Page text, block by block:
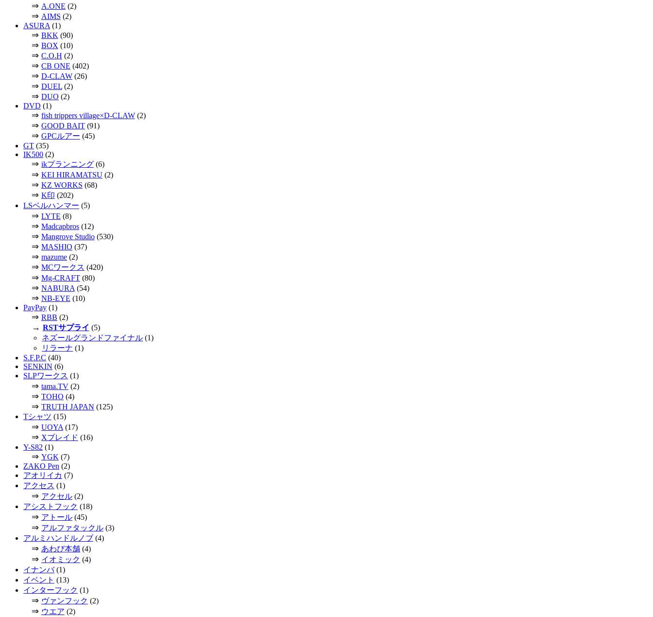
⇒ A.ONE (2)
⇒ AIMS (2)
ASURA (1)
⇒ BKK (90)
⇒ BOX (10)
⇒ C.O.H (2)
⇒ CB ONE (402)
⇒ D-CLAW(26)
⇒ DUEL(2)
⇒ DUO (2)
DVD (1)
⇒ fish trippers village×D-CLAW(2)
⇒ GOOD BAIT(91)
⇒ GPCルアー (45)
GT (35)
IK500 (2)
⇒ ikプランニング(6)
⇒ KEI HIRAMATSU(2)
⇒ KZ WORKS (68)
⇒ K印 (202)
LSベルハンマー (5)
⇒ LYTE (8)
⇒ Madcapbros(12)
⇒ Mangrove Studio(530)
⇒ MASHIO (37)
⇒ mazume(2)
⇒ MCワークス (420)
⇒ Mg-CRAFT(80)
⇒ NABURA (54)
⇒ NB-EYE (10)
PayPay (1)
⇒ RBB (2)
→ RSTサプライ (5)
ネズールグランドファイナル (1)
リラーナ (1)
S.F.P.C (40)
SENKIN (6)
SLPワークス (1)
⇒ tama.TV(2)
⇒ TOHO (4)
⇒ TRUTH JAPAN (125)
Tシャツ (15)
⇒ UOYA (17)
⇒ Xブレイド (16)
Y-S82 (1)
⇒ YGK (7)
ZAKO Pen (2)
アオリイカ (7)
アクセス (1)
⇒ アクセル(2)
アシストフック (18)
⇒ アトール(45)
⇒ アルファタックル(3)
アルミハンドルノブ (4)
⇒ あわび本舗(4)
⇒ イオミック (4)
イナンバ(1)
イベント (13)
インターフック (1)
⇒ ヴァンフック (2)
⇒ ウエア (2)